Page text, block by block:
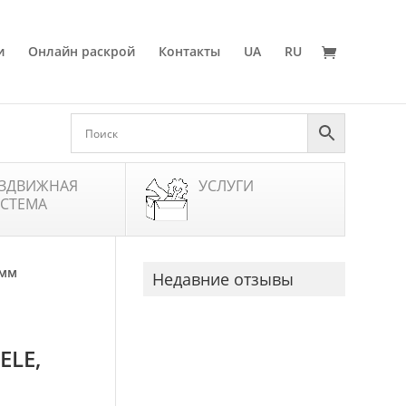
Онлайн раскрой Контакты UA RU
УСЛУГИ
Недавние отзывы